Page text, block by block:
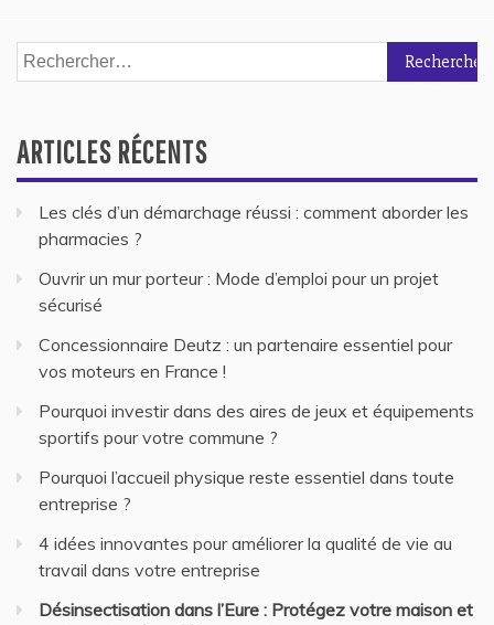
Rechercher :
ARTICLES RÉCENTS
Les clés d’un démarchage réussi : comment aborder les
pharmacies ?
Ouvrir un mur porteur : Mode d’emploi pour un projet
sécurisé
Concessionnaire Deutz : un partenaire essentiel pour
vos moteurs en France !
Pourquoi investir dans des aires de jeux et équipements
sportifs pour votre commune ?
Pourquoi l’accueil physique reste essentiel dans toute
entreprise ?
4 idées innovantes pour améliorer la qualité de vie au
travail dans votre entreprise
Désinsectisation dans l’Eure : Protégez votre maison et